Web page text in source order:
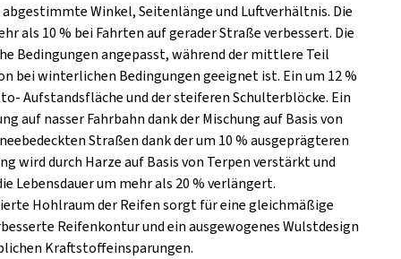
Winkel, Seitenlänge und Luftverhältnis. Die
als 10 % bei Fahrten auf gerader Straße verbessert. Die
Bedingungen angepasst, während der mittlere Teil
winterlichen Bedingungen geeignet ist. Ein um 12 %
Aufstandsfläche und der steiferen Schulterblöcke. Ein
auf nasser Fahrbahn dank der Mischung auf Basis von
Straßen dank der um 10 % ausgeprägteren
wird durch Harze auf Basis von Terpen verstärkt und
Lebensdauer um mehr als 20 % verlängert.
Hohlraum der Reifen sorgt für eine gleichmäßige
Reifenkontur und ein ausgewogenes Wulstdesign
Kraftstoffeinsparungen.